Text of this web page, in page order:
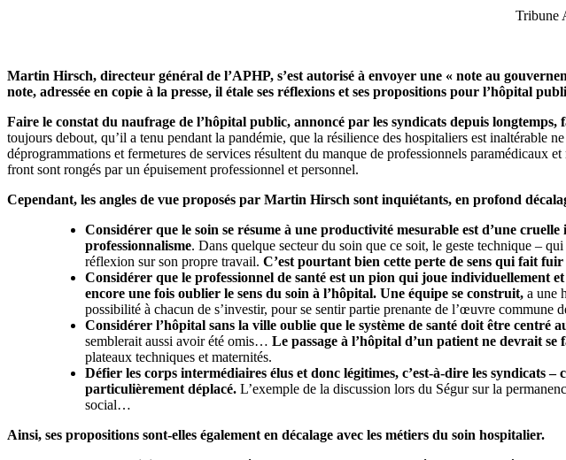
Tribune
Martin Hirsch, directeur général de l’APHP, s’est autorisé à envoyer une « note au
note, adressée en copie à la presse, il étale ses réflexions et ses propositions pour l’hôpital
Faire le constat du naufrage de l’hôpital public, annoncé par les syndicats depuis longtemps,
toujours debout, qu’il a tenu pendant la pandémie, que la résilience des hospitaliers est inaltérable
déprogrammations et fermetures de services résultent du manque de professionnels
front sont rongés par un épuisement professionnel et personnel.
Cependant, les angles de vue proposés par Martin Hirsch sont inquiétants, en profond
Considérer que le soin se résume à une productivité mesurable est d’une
professionnalisme. Dans quelque secteur du soin que ce soit, le geste technique –
réflexion sur son propre travail. C’est pourtant bien cette perte de sens qui fait
Considérer que le professionnel de santé est un pion qui joue individuellement
encore une fois oublier le sens du soin à l’hôpital. Une équipe se construit, a une
possibilité à chacun de s’investir, pour se sentir partie prenante de l’œuvre commune
Considérer l’hôpital sans la ville oublie que le système de santé doit être
semblerait aussi avoir été omis… Le passage à l’hôpital d’un patient ne devrait
plateaux techniques et maternités.
Défier les corps intermédiaires élus et donc légitimes, c’est-à-dire les syndicats
particulièrement déplacé. L’exemple de la discussion lors du Ségur sur la
social…
Ainsi, ses propositions sont-elles également en décalage avec les métiers du soin hospitalier.